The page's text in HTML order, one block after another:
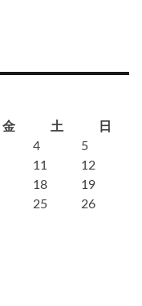
金 土
日
4
5
11
12
18
19
25
26